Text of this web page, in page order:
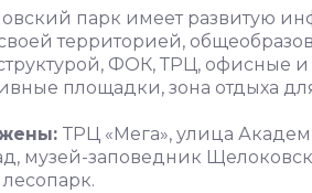
парк имеет развитую
территорией,
ФОК, ТРЦ, офисные
площадки, зона отдыха
ТРЦ «Мега», улица
музей-заповедник